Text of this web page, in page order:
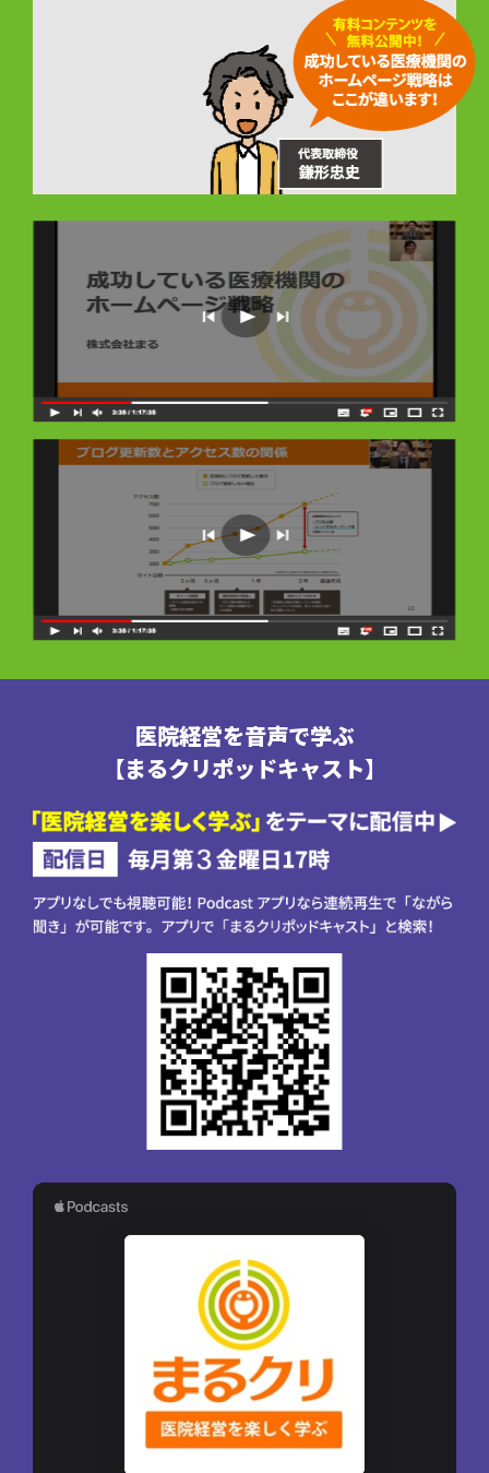
医院経営を音声で学ぶ
【まるクリポッドキャスト】